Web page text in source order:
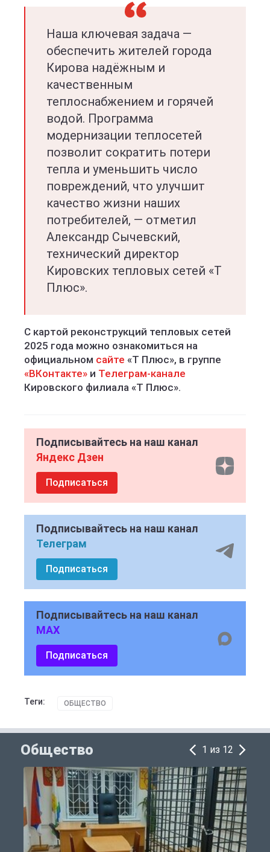
Наша ключевая задача —
обеспечить жителей города
Кирова надёжным и
качественным
теплоснабжением и горячей
водой. Программа
модернизации теплосетей
позволит сократить потери
тепла и уменьшить число
повреждений, что улучшит
качество жизни наших
потребителей, — отметил
Александр Сычевский,
технический директор
Кировских тепловых сетей «Т
Плюс».
С картой реконструкций тепловых сетей
2025 года можно ознакомиться на
официальном сайте «Т Плюс», в группе
«ВКонтакте» и Телеграм-канале
Кировского филиала «Т Плюс».
Подписывайтесь на наш канал
Яндекс Дзен
Подписаться
Подписывайтесь на наш канал
Телеграм
Подписаться
Подписывайтесь на наш канал
MAX
Подписаться
Теги: ОБЩЕСТВО
Общество 1 из 12